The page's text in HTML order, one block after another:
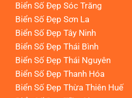
Biển Số Đẹp Sóc Trăng
Biển Số Đẹp Sơn La
Biển Số Đẹp Tây Ninh
Biển Số Đẹp Thái Bình
Biển Số Đẹp Thái Nguyên
Biển Số Đẹp Thanh Hóa
Biển Số Đẹp Thừa Thiên Huế